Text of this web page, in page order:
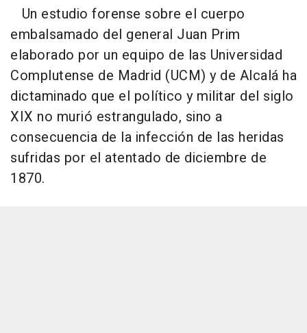
Un estudio forense sobre el cuerpo
embalsamado del general Juan Prim
elaborado por un equipo de las Universidad
Complutense de Madrid (UCM) y de Alcalá ha
dictaminado que el político y militar del siglo
XIX no murió estrangulado, sino a
consecuencia de la infección de las heridas
sufridas por el atentado de diciembre de
1870.